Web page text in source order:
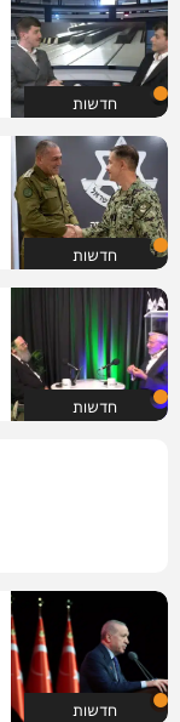
חדשות
חדשות
חדשות
חדשות